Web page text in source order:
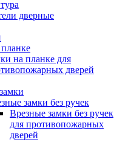
дверные
на планке для
дверей
замки без ручек
Врезные замки без ручек
для противопожарных
дверей